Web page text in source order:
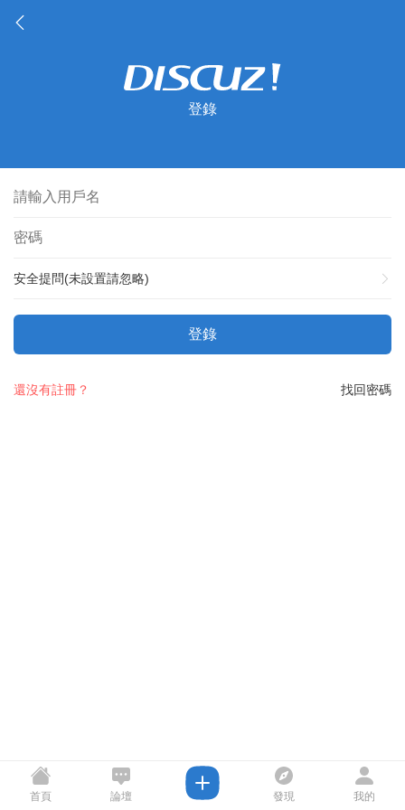
登錄
安全提問(未設置請忽略)
登錄
找回密碼
還沒有註冊？
首頁 論壇 發現 我的